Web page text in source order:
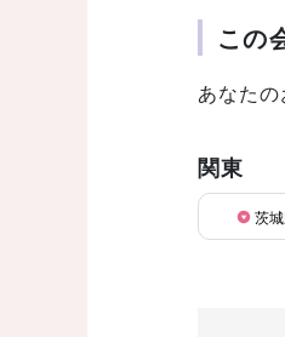
この
あなた
関東
茨